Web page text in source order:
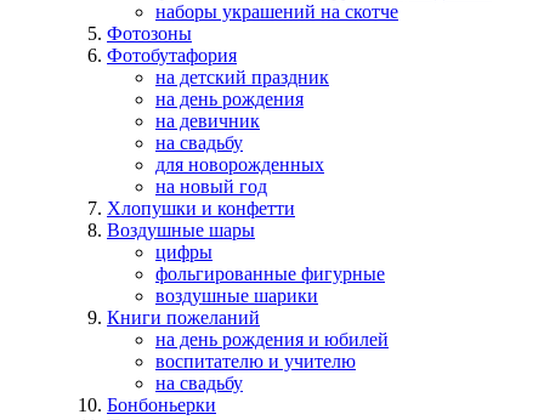
наборы украшений на скотче
Фотозоны
Фотобутафория
на детский праздник
на день рождения
на девичник
на свадьбу
для новорожденных
на новый год
Хлопушки и конфетти
Воздушные шары
цифры
фольгированные фигурные
воздушные шарики
Книги пожеланий
на день рождения и юбилей
воспитателю и учителю
на свадьбу
Бонбоньерки